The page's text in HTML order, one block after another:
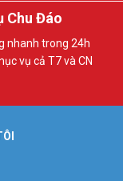
Chu Đáo
nhanh trong 24h
vụ cả T7 và CN